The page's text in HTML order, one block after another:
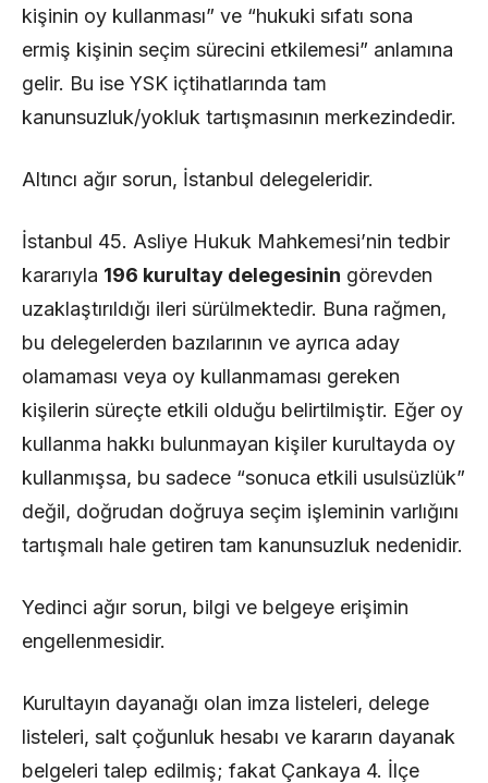
kişinin oy kullanması” ve “hukuki sıfatı sona
ermiş kişinin seçim sürecini etkilemesi” anlamına
gelir. Bu ise YSK içtihatlarında tam
kanunsuzluk/yokluk tartışmasının merkezindedir.
Altıncı ağır sorun, İstanbul delegeleridir.
İstanbul 45. Asliye Hukuk Mahkemesi’nin tedbir
kararıyla 196 kurultay delegesinin görevden
uzaklaştırıldığı ileri sürülmektedir. Buna rağmen,
bu delegelerden bazılarının ve ayrıca aday
olamaması veya oy kullanmaması gereken
kişilerin süreçte etkili olduğu belirtilmiştir. Eğer oy
kullanma hakkı bulunmayan kişiler kurultayda oy
kullanmışsa, bu sadece “sonuca etkili usulsüzlük”
değil, doğrudan doğruya seçim işleminin varlığını
tartışmalı hale getiren tam kanunsuzluk nedenidir.
Yedinci ağır sorun, bilgi ve belgeye erişimin
engellenmesidir.
Kurultayın dayanağı olan imza listeleri, delege
listeleri, salt çoğunluk hesabı ve kararın dayanak
belgeleri talep edilmiş; fakat Çankaya 4. İlçe